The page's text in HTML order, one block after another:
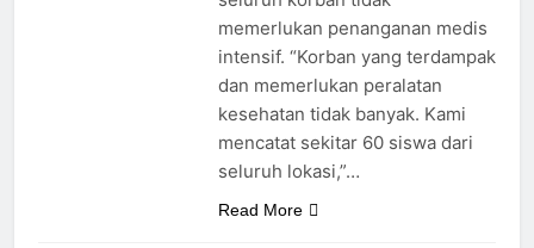
memerlukan penanganan medis
intensif. “Korban yang terdampak
dan memerlukan peralatan
kesehatan tidak banyak. Kami
mencatat sekitar 60 siswa dari
seluruh lokasi,”…
Read More